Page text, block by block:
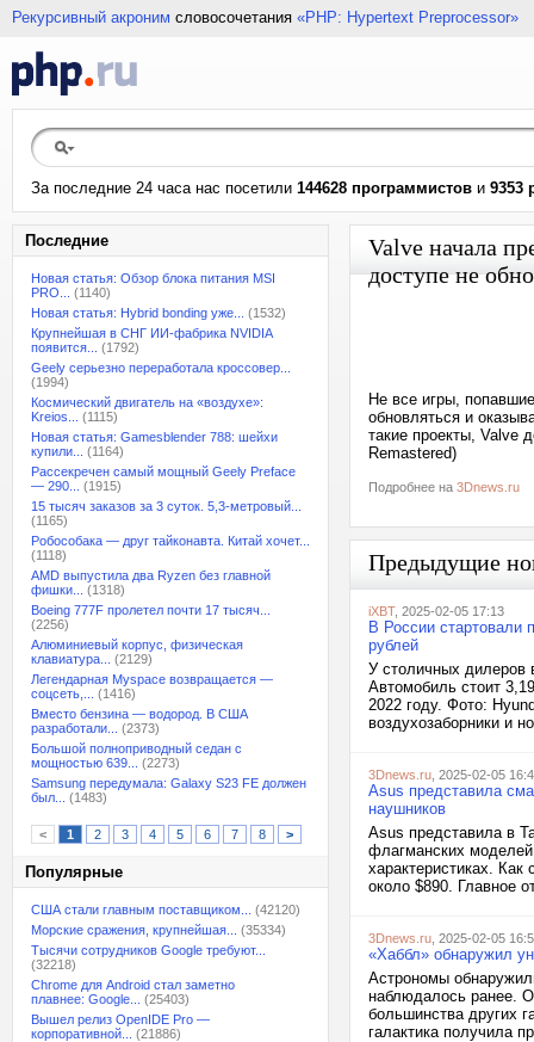
Рекурсивный акроним словосочетания «PHP: Hypertext Preprocessor»
За последние 24 часа нас посетили 144628 программистов и 9353
Последние
Новая статья: Обзор блока питания MSI
PRO...
(1140)
Новая статья: Hybrid bonding уже...
(1532)
Крупнейшая в СНГ ИИ-фабрика NVIDIA
появится...
(1792)
Geely серьезно переработала кроссовер...
(1994)
Космический двигатель на «воздухе»:
Kreios...
(1115)
Новая статья: Gamesblender 788: шейхи
купили...
(1164)
Рассекречен самый мощный Geely Preface
— 290...
(1915)
15 тысяч заказов за 3 суток. 5,3-метровый...
(1165)
Робособака — друг тайконавта. Китай хочет...
(1118)
AMD выпустила два Ryzen без главной
фишки...
(1318)
Boeing 777F пролетел почти 17 тысяч...
(2256)
Алюминиевый корпус, физическая
клавиатура...
(2129)
Легендарная Myspace возвращается —
соцсеть,...
(1416)
Вместо бензина — водород. В США
разработали...
(2373)
Большой полноприводный седан с
мощностью 639...
(2273)
Samsung передумала: Galaxy S23 FE должен
был...
(1483)
< 1 2 3 4 5 6 7 8 >
Популярные
США стали главным поставщиком...
(42120)
Морские сражения, крупнейшая...
(35334)
Тысячи сотрудников Google требуют...
(32218)
Chrome для Android стал заметно
плавнее: Google...
(25403)
Вышел релиз OpenIDE Pro —
корпоративной...
(21886)
Valve начала
доступе не
Не все игры,
обновляться и
такие проекты, Valve
Remastered)
Подробнее на 3Dnews.ru
Предыдущие
iXBT, 2025-02-05 17:13
В России стартовали
рублей
У столичных дилеров
Автомобиль стоит
2022 году. Фото:
воздухозаборники и
3Dnews.ru , 2025-02-05
Asus представила
наушников
Asus представила в
флагманских моделей
характеристиках.
около $890. Главное
3Dnews.ru , 2025-02-05
«Хаббл» обнаружил
Астрономы
наблюдалось ранее.
большинства других
галактика получила